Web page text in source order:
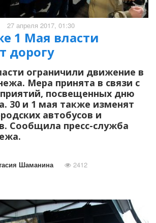
27 апреля 2017, 01:30
1 Мая власти
дорогу
ограничили движение в
Мера принята в связи с
посвещенных дню
30 и 1 мая также изменят
автобусов и
Сообщила пресс-служба
Шаманина 2412